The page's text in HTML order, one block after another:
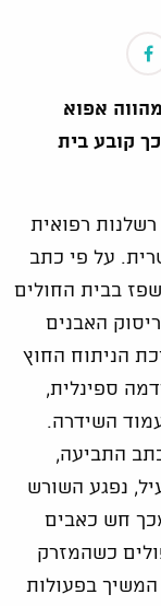
אפוא
קובע בית
רפואית
על פי כתב
בבית החולים
האבנים
הניתוח החוץ
ספינלית,
השידרה.
התביעה,
נפגע השורש
חש כאבים
כשהמזרק
בפעולות